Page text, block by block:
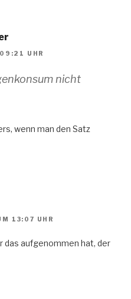
UHR
nicht
wenn man den Satz
13:07 UHR
das aufgenommen hat, der